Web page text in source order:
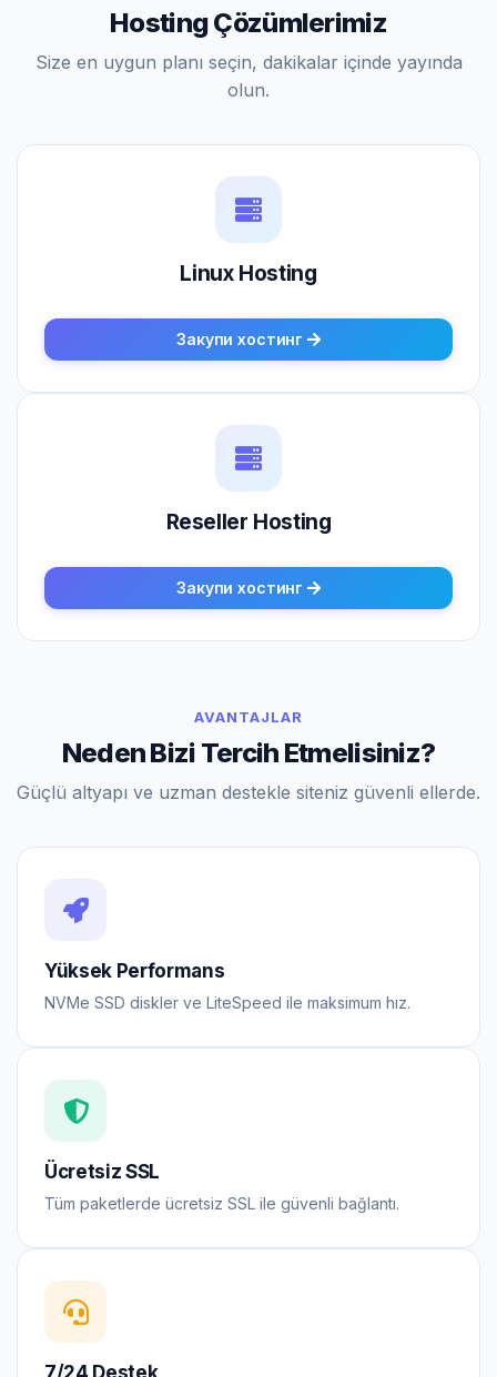
Hosting Çözümlerimiz
Size en uygun planı seçin, dakikalar içinde yayında
olun.
Linux Hosting
Закупи хостинг
Reseller Hosting
Закупи хостинг
AVANTAJLAR
Neden Bizi Tercih Etmelisiniz?
Güçlü altyapı ve uzman destekle siteniz güvenli ellerde.
Yüksek Performans
NVMe SSD diskler ve LiteSpeed ile maksimum hız.
Ücretsiz SSL
Tüm paketlerde ücretsiz SSL ile güvenli bağlantı.
7/24 Destek